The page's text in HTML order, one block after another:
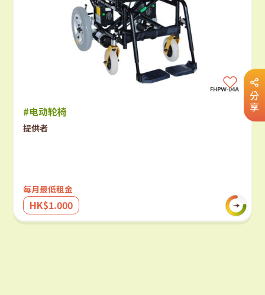
#电动轮椅
提供者
每月最低租金
HK$1.000
分
享